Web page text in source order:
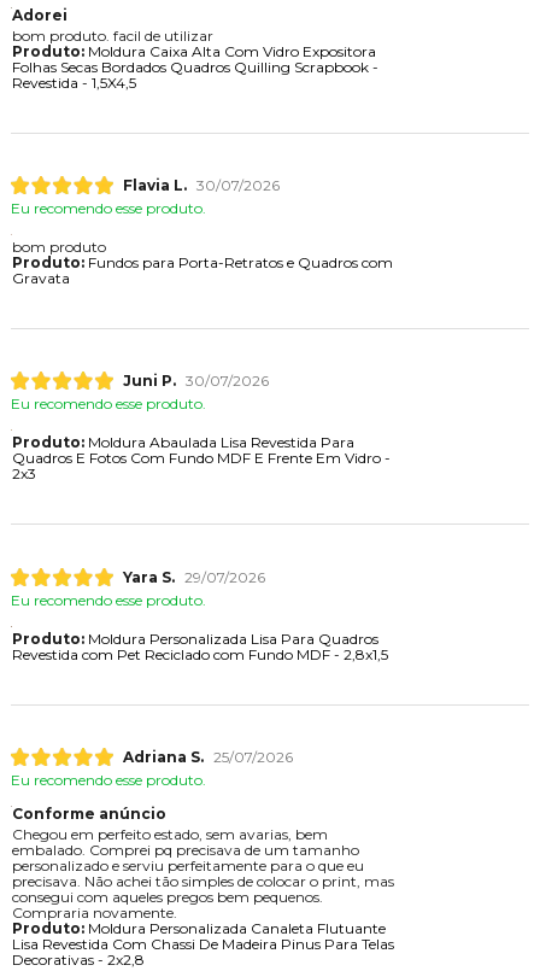
Adorei
bom produto. facil de utilizar
Produto:Moldura Caixa Alta Com Vidro Expositora
Folhas Secas Bordados Quadros Quilling Scrapbook -
Revestida - 1,5X4,5
Flavia L. 30/07/2026
Eu recomendo esse produto.
bom produto
Produto:Fundos para Porta-Retratos e Quadros com
Gravata
Juni P. 30/07/2026
Eu recomendo esse produto.
Produto:Moldura Abaulada Lisa Revestida Para
Quadros E Fotos Com Fundo MDF E Frente Em Vidro -
2x3
Yara S. 29/07/2026
Eu recomendo esse produto.
Produto:Moldura Personalizada Lisa Para Quadros
Revestida com Pet Reciclado com Fundo MDF - 2,8x1,5
Adriana S. 25/07/2026
Eu recomendo esse produto.
Conforme anúncio
Chegou em perfeito estado, sem avarias, bem
embalado. Comprei pq precisava de um tamanho
personalizado e serviu perfeitamente para o que eu
precisava. Não achei tão simples de colocar o print, mas
consegui com aqueles pregos bem pequenos.
Compraria novamente.
Produto:Moldura Personalizada Canaleta Flutuante
Lisa Revestida Com Chassi De Madeira Pinus Para Telas
Decorativas - 2x2,8